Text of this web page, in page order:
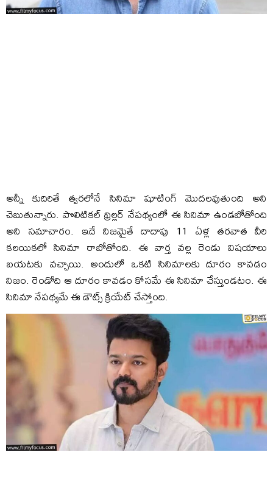
అన్నీ కుదిరితే త్వరలోనే సినిమా షూటింగ్‌ మొదలవుతుంది అని
చెబుతున్నారు. పొలిటికల్‌ థ్రిల్లర్‌ నేపథ్యంలో ఈ సినిమా ఉండబోతోంది
అని సమాచారం. ఇదే నిజమైతే దాదాపు 11 ఏళ్ల తరవాత వీరి
కలయికలో సినిమా రాబోతోంది. ఈ వార్త వల్ల రెండు విషయాలు
బయటకు వచ్చాయి. అందులో ఒకటి సినిమాలకు దూరం కావడం
నిజం. రెండోది ఆ దూరం కావడం కోసమే ఈ సినిమా చేస్తుండటం. ఈ
సినిమా నేపథ్యమే ఈ డౌట్స్‌ క్రియేట్‌ చేస్తోంది.